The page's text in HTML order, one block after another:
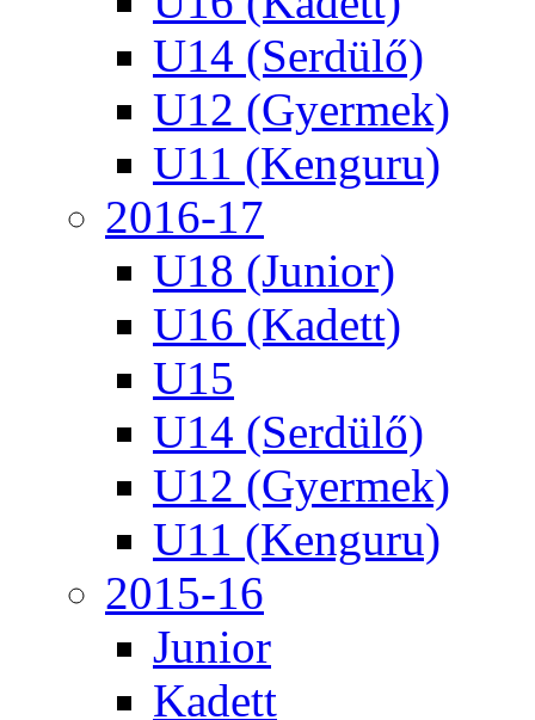
U14 (Serdülő)
U12 (Gyermek)
U11 (Kenguru)
2016-17
U18 (Junior)
U16 (Kadett)
U15
U14 (Serdülő)
U12 (Gyermek)
U11 (Kenguru)
2015-16
Junior
Kadett